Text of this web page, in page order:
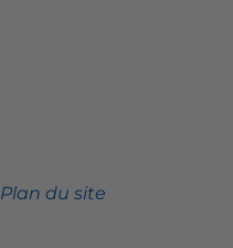
Plan du site